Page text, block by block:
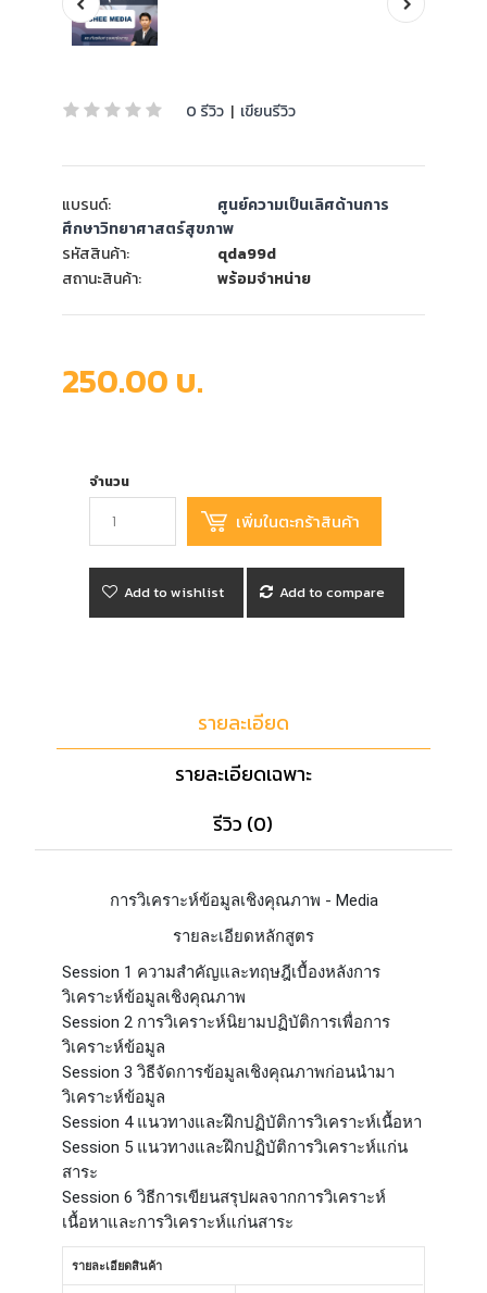
0 รีวิว | เขียนรีวิว
แบรนด์:
ศูนย์ความเป็นเลิศด้านการ
ศึกษาวิทยาศาสตร์สุขภาพ
รหัสสินค้า:
qda99d
สถานะสินค้า:
พร้อมจำหน่าย
250.00 บ.
จำนวน
Add to wishlist Add to compare
รายละเอียด
รายละเอียดเฉพาะ
รีวิว (0)
การวิเคราะห์ข้อมูลเชิงคุณภาพ - Media
รายละเอียดหลักสูตร
Session 1 ความสำคัญและทฤษฎีเบื้องหลังการ
วิเคราะห์ข้อมูลเชิงคุณภาพ
Session 2 การวิเคราะห์นิยามปฏิบัติการเพื่อการ
วิเคราะห์ข้อมูล
Session 3 วิธีจัดการข้อมูลเชิงคุณภาพก่อนนำมา
วิเคราะห์ข้อมูล
Session 4 แนวทางและฝึกปฏิบัติการวิเคราะห์เนื้อหา
Session 5 แนวทางและฝึกปฏิบัติการวิเคราะห์แก่น
สาระ
Session 6 วิธีการเขียนสรุปผลจากการวิเคราะห์
เนื้อหาและการวิเคราะห์แก่นสาระ
รายละเอียดสินค้า